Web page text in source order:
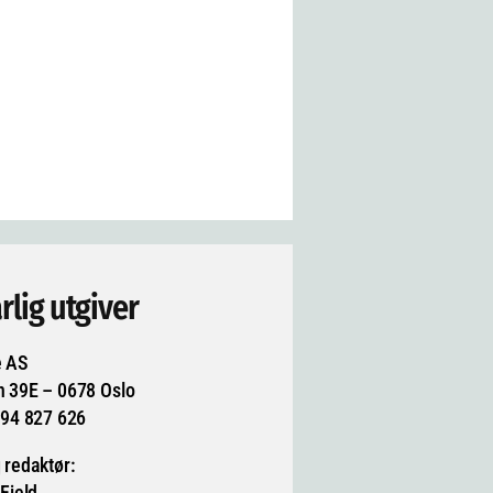
utgiver
AS
39E – 0678 Oslo
827 626